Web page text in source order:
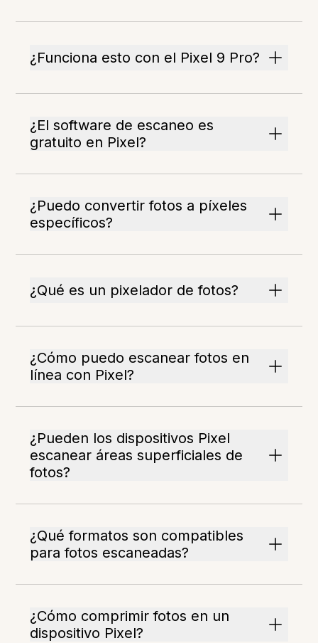
¿Funciona esto con el Pixel 9 Pro?
¿El software de escaneo es
gratuito en Pixel?
¿Puedo convertir fotos a píxeles
específicos?
¿Qué es un pixelador de fotos?
¿Cómo puedo escanear fotos en
línea con Pixel?
¿Pueden los dispositivos Pixel
escanear áreas superficiales de
fotos?
¿Qué formatos son compatibles
para fotos escaneadas?
¿Cómo comprimir fotos en un
dispositivo Pixel?